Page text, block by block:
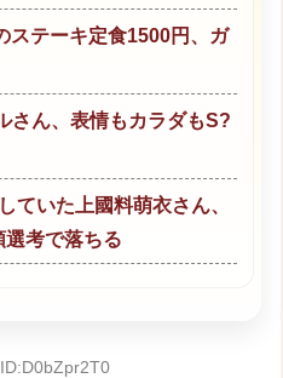
ステーキ定食1500円、ガ
さん、表情もカラダもS?
ていた上國料萌衣さん、
考で落ちる